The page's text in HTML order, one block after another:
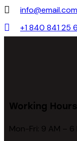
info@email.com
+1 840 841 25
Working Hours
Mon-Fri: 9 AM – 6